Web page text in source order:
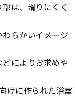
は、滑りにくく
らかいイメージ
によりお求めや
けに作られた浴室